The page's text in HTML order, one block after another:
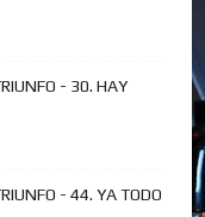
- 30. HAY
- 44. YA TODO